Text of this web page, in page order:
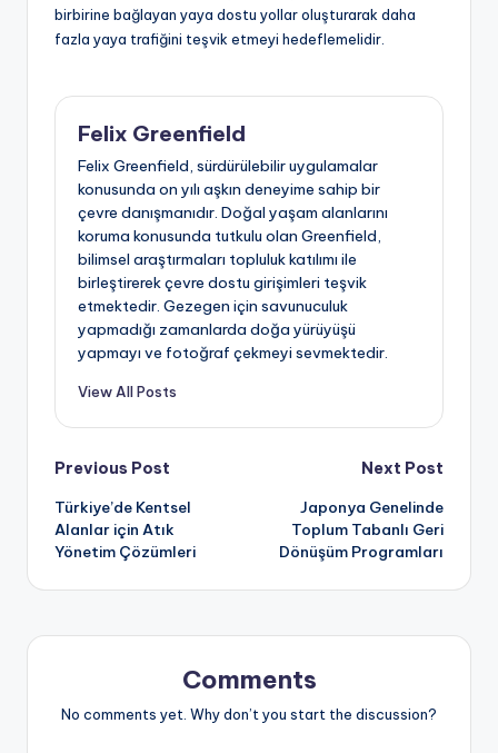
birbirine bağlayan yaya dostu yollar oluşturarak daha
fazla yaya trafiğini teşvik etmeyi hedeflemelidir.
Felix Greenfield
Felix Greenfield, sürdürülebilir uygulamalar
konusunda on yılı aşkın deneyime sahip bir
çevre danışmanıdır. Doğal yaşam alanlarını
koruma konusunda tutkulu olan Greenfield,
bilimsel araştırmaları topluluk katılımı ile
birleştirerek çevre dostu girişimleri teşvik
etmektedir. Gezegen için savunuculuk
yapmadığı zamanlarda doğa yürüyüşü
yapmayı ve fotoğraf çekmeyi sevmektedir.
View All Posts
Post
navigation
Previous Post
Türkiye’de Kentsel
Alanlar için Atık
Yönetim Çözümleri
Next Post
Japonya Genelinde
Toplum Tabanlı Geri
Dönüşüm Programları
Comments
No comments yet. Why don’t you start the discussion?